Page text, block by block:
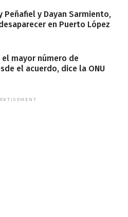
Peñafiel y Dayan Sarmiento,
en Puerto López
mayor número de
el acuerdo, dice la ONU